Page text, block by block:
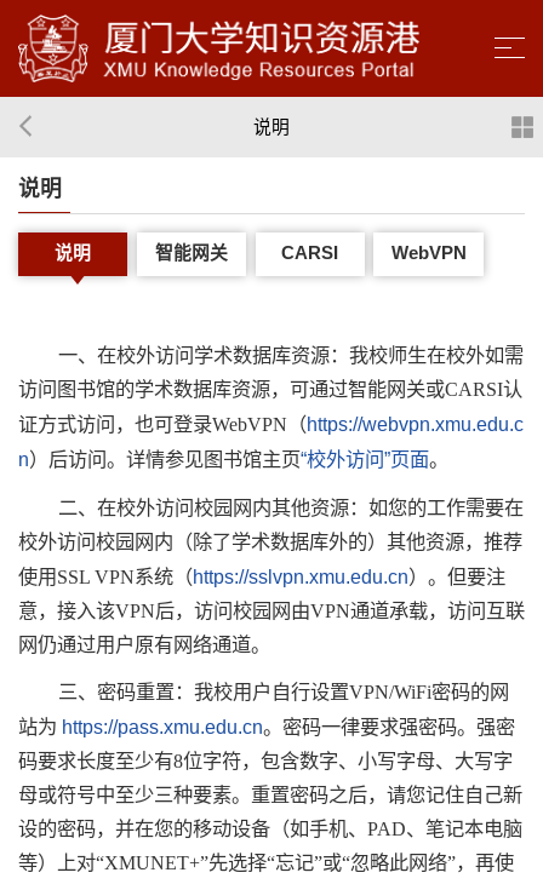
说明
说明
说明 智能网关 CARSI WebVPN
一、在校外访问学术数据库资源：我校师生在校外如需
访问图书馆的学术数据库资源，可通过智能网关或CARSI认
证方式访问，也可登录WebVPN（https://webvpn.xmu.edu.c
n）后访问。详情参见图书馆主页“校外访问”页面。
二、在校外访问校园网内其他资源：如您的工作需要在
校外访问校园网内（除了学术数据库外的）其他资源，推荐
使用SSL VPN系统（https://sslvpn.xmu.edu.cn）。但要注
意，接入该VPN后，访问校园网由VPN通道承载，访问互联
网仍通过用户原有网络通道。
三、密码重置：我校用户自行设置VPN/WiFi密码的网
站为 https://pass.xmu.edu.cn。密码一律要求强密码。强密
码要求长度至少有8位字符，包含数字、小写字母、大写字
母或符号中至少三种要素。重置密码之后，请您记住自己新
设的密码，并在您的移动设备（如手机、PAD、笔记本电脑
等）上对“XMUNET+”先选择“忘记”或“忽略此网络”，再使